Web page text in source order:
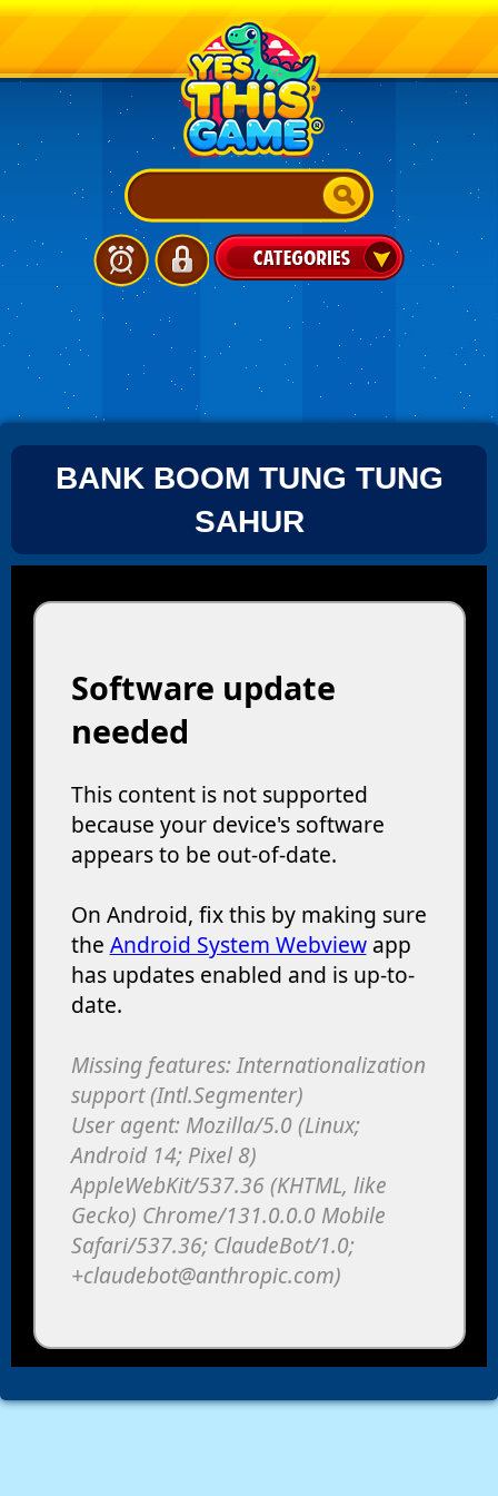
BANK BOOM TUNG TUNG
SAHUR